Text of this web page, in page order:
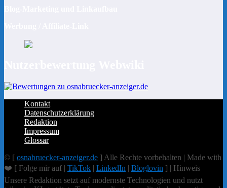
Kontakt
Datenschutzerklärung
Redaktion
Impressum
Glossar
© [ osnabruecker-anzeiger.de ] Alle Rechte vorbehalten | Made with
❤️ [ Folge mir auf | TikTok | LinkedIn | Bloglovin ] | Hinweis
Unsere Redaktion setzt auf modernste Technologien und nutzt